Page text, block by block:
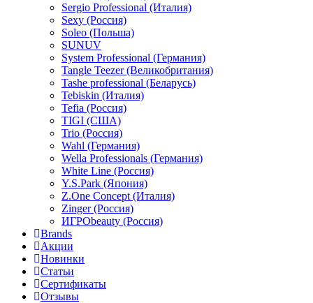
Sergio Professional (Италия)
Sexy (Россия)
Soleo (Польша)
SUNUV
System Professional (Германия)
Tangle Teezer (Великобритания)
Tashe professional (Беларусь)
Tebiskin (Италия)
Tefia (Россия)
TIGI (США)
Trio (Россия)
Wahl (Германия)
Wella Professionals (Германия)
White Line (Россия)
Y.S.Park (Япония)
Z.One Concept (Италия)
Zinger (Россия)
ИГРОbeauty (Россия)
Brands
Акции
Новинки
Статьи
Сертификаты
Отзывы